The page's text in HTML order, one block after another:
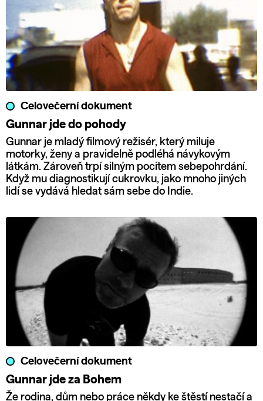
Celovečerní dokument
Gunnar jde do pohody
Gunnar je mladý filmový režisér, který miluje
motorky, ženy a pravidelně podléhá návykovým
látkám. Zároveň trpí silným pocitem sebepohrdání.
Když mu diagnostikují cukrovku, jako mnoho jiných
lidí se vydává hledat sám sebe do Indie.
Celovečerní dokument
Gunnar jde za Bohem
Že rodina, dům nebo práce někdy ke štěstí nestačí a